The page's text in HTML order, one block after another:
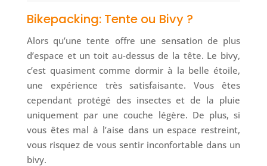
Bikepacking: Tente ou Bivy ?
Alors qu’une tente offre une sensation de plus
d’espace et un toit au-dessus de la tête. Le bivy,
c’est quasiment comme dormir à la belle étoile,
une expérience très satisfaisante. Vous êtes
cependant protégé des insectes et de la pluie
uniquement par une couche légère. De plus, si
vous êtes mal à l’aise dans un espace restreint,
vous risquez de vous sentir inconfortable dans un
bivy.